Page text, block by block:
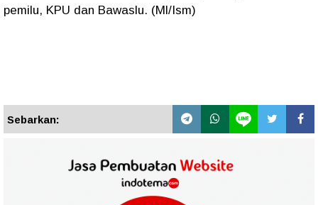
pemilu, KPU dan Bawaslu. (Ml/Ism)
Sebarkan: